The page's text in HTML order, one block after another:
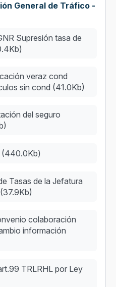
General de Tráfico -
Supresión tasa de
veraz cond
sin cond (41.0Kb)
del seguro
(440.0Kb)
Tasas de la Jefatura
colaboración
información
TRLRHL por Ley